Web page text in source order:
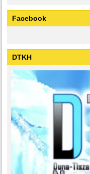
Facebook
DTKH